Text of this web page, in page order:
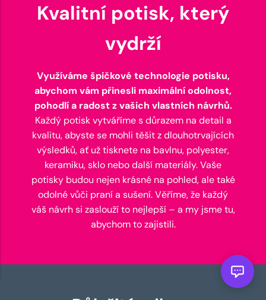
Kvalitní potisk, který
vydrží
Využíváme špičkové technologie potisku,
abychom vám přinesli maximální odolnost,
pohodlí a radost z vašich vlastních návrhů.
Každý potisk vytváříme s důrazem na detail a
kvalitu, abyste se mohli těšit z dlouhotrvajících
výsledků, ať už tisknete na bavlnu, polyester,
keramiku, sklo nebo další materiály. Vaše
potisky budou nejen krásné na pohled, ale také
odolné vůči praní a sušení. Věříme, že každý
váš návrh si zaslouží to nejlepší – a my jsme tu,
abychom to zajistili.